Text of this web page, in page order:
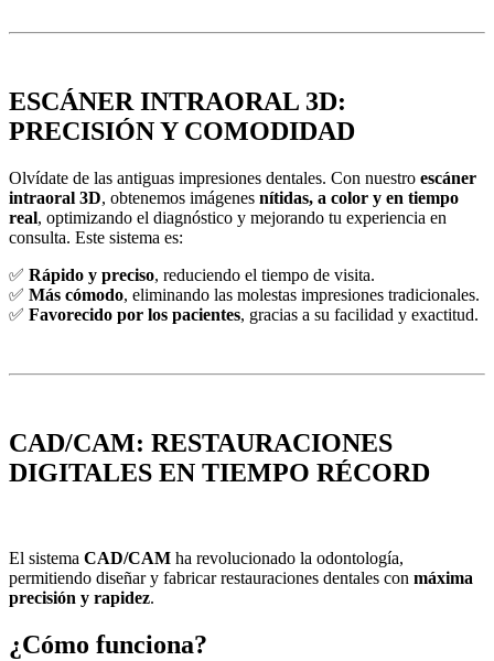
ESCÁNER INTRAORAL 3D:
PRECISIÓN Y COMODIDAD
Olvídate de las antiguas impresiones dentales. Con nuestro escáner
intraoral 3D, obtenemos imágenes nítidas, a color y en tiempo
real, optimizando el diagnóstico y mejorando tu experiencia en
consulta. Este sistema es:
✅ Rápido y preciso, reduciendo el tiempo de visita.
✅ Más cómodo, eliminando las molestas impresiones tradicionales.
✅ Favorecido por los pacientes, gracias a su facilidad y exactitud.
CAD/CAM: RESTAURACIONES
DIGITALES EN TIEMPO RÉCORD
El sistema CAD/CAM ha revolucionado la odontología,
permitiendo diseñar y fabricar restauraciones dentales con máxima
precisión y rapidez.
¿Cómo funciona?